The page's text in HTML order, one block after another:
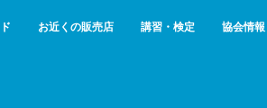
お近くの販売店 講習・検定 協会情報